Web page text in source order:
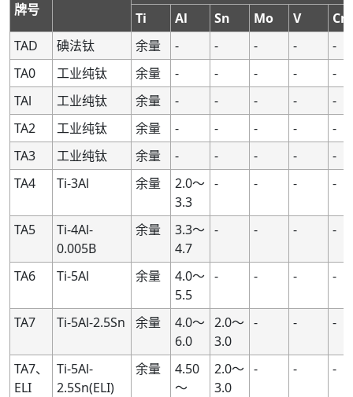
牌号
Ti
Al Sn Mo V
Cr
TAD
碘法钛 余量 - - - -
-
TA0
工业纯钛 余量 - - - -
-
TAl
工业纯钛 余量 - - - -
-
TA2
工业纯钛 余量 - - - -
-
TA3
工业纯钛 余量 - - - -
-
TA4
Ti-3Al 余量
2.0～
3.3
- - - -
TA5
Ti-4Al-
0.005B
余量
3.3～
4.7
- - - -
TA6 Ti-5Al 余量
4.0～
5.5
- - - -
TA7 Ti-5Al-2.5Sn 余量
4.0～
6.0
2.0～
3.0
- - -
TA7、
ELI
Ti-5Al-
2.5Sn(ELI)
余量
4.50
～
2.0～
3.0
- - -